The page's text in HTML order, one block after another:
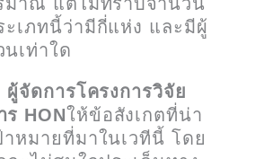
มาณ แต่ไม่ทราบจำนวน
ะเภทนี้ว่ามีกี่แห่ง และมีผู้
เท่าใด
จัดการโครงการวิจัย
HONให้ข้อสังเกตที่น่า
าหมายที่มาในเวทีนี้ โดย